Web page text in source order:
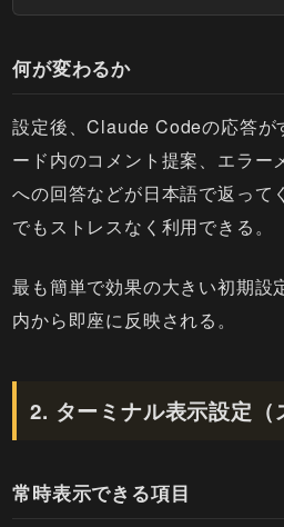
何が変わるか
設定後、Claude Codeの応答が
ード内のコメント提案、エラー
への回答などが日本語で返って
でもストレスなく利用できる。
最も簡単で効果の大きい初期設
内から即座に反映される。
2. ターミナル表示設定（
常時表示できる項目